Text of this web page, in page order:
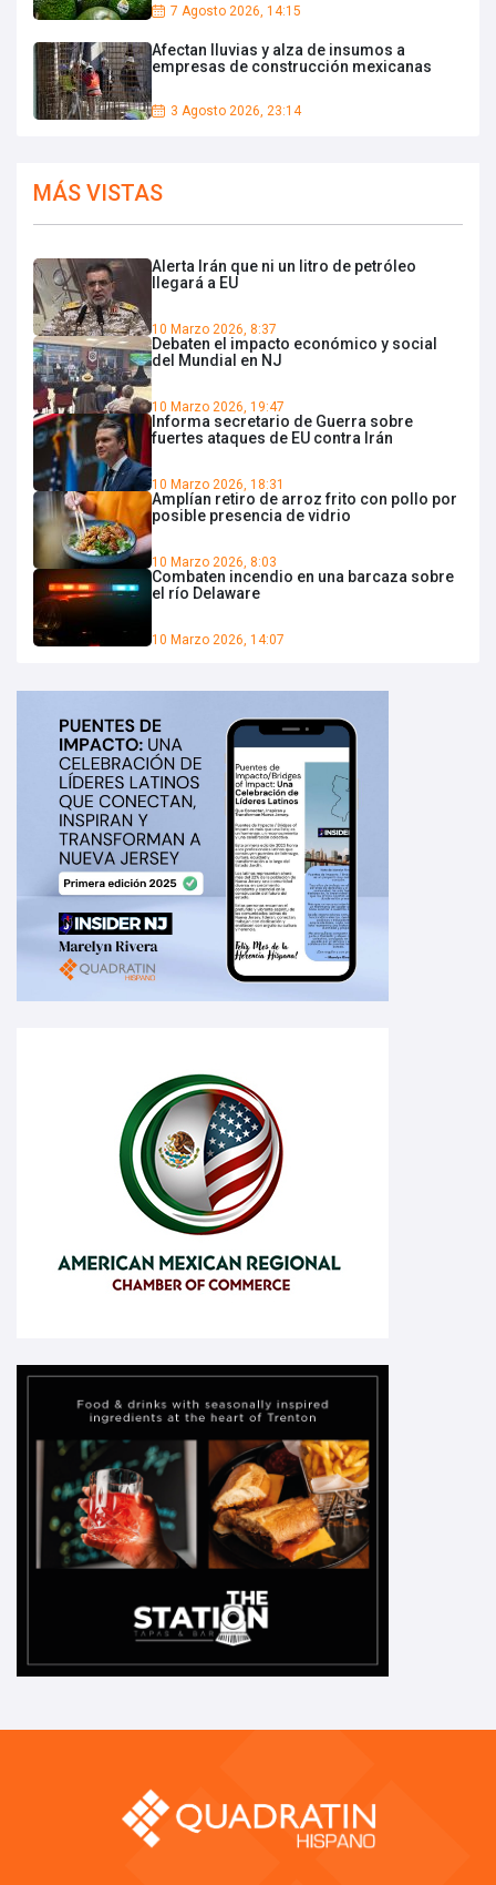
7 Agosto 2026, 14:15
Afectan lluvias y alza de insumos a
empresas de construcción mexicanas
3 Agosto 2026, 23:14
MÁS VISTAS
Alerta Irán que ni un litro de petróleo
llegará a EU
10 Marzo 2026, 8:37
Debaten el impacto económico y social
del Mundial en NJ
10 Marzo 2026, 19:47
Informa secretario de Guerra sobre
fuertes ataques de EU contra Irán
10 Marzo 2026, 18:31
Amplían retiro de arroz frito con pollo por
posible presencia de vidrio
10 Marzo 2026, 8:03
Combaten incendio en una barcaza sobre
el río Delaware
10 Marzo 2026, 14:07